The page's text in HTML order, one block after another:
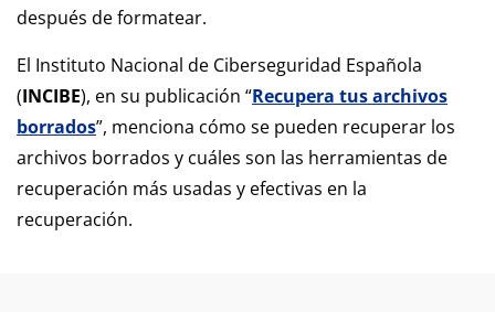
después de formatear.
El Instituto Nacional de Ciberseguridad Española
(INCIBE), en su publicación “Recupera tus archivos
borrados”, menciona cómo se pueden recuperar los
archivos borrados y cuáles son las herramientas de
recuperación más usadas y efectivas en la
recuperación.